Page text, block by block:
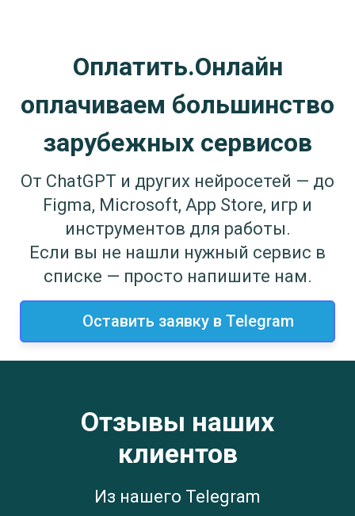
Оплатить.Онлайн
оплачиваем большинство
зарубежных сервисов
От ChatGPT и других нейросетей — до
Figma, Microsoft, App Store, игр и
инструментов для работы.
Если вы не нашли нужный сервис в
списке — просто напишите нам.
Оставить заявку в Telegram
Отзывы наших
клиентов
Из нашего Telegram